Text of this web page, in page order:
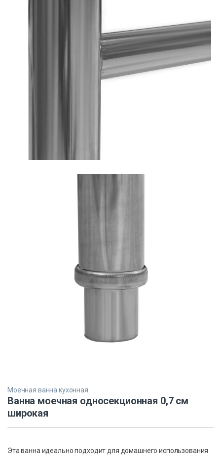
Моечная ванна кухонная
Ванна моечная односекционная 0,7 см
широкая
Эта ванна идеально подходит для домашнего использования